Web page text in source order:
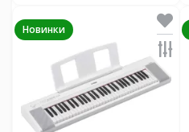
Новинки